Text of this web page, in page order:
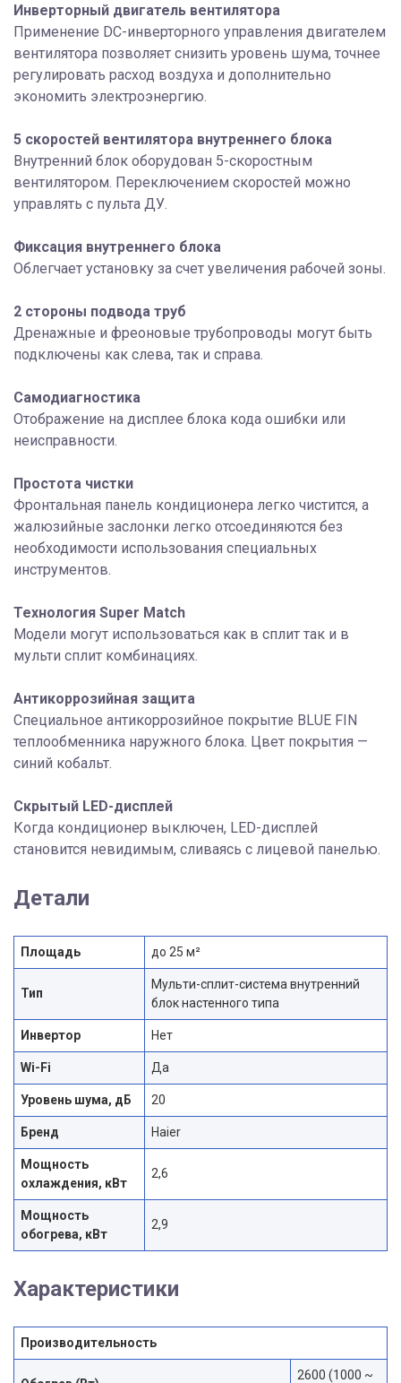
Инверторный двигатель вентилятора
Применение DC-инверторного управления двигателем
вентилятора позволяет снизить уровень шума, точнее
регулировать расход воздуха и дополнительно
экономить электроэнергию.
5 скоростей вентилятора внутреннего блока
Внутренний блок оборудован 5-скоростным
вентилятором. Переключением скоростей можно
управлять с пульта ДУ.
Фиксация внутреннего блока
Облегчает установку за счет увеличения рабочей зоны.
2 стороны подвода труб
Дренажные и фреоновые трубопроводы могут быть
подключены как слева, так и справа.
Самодиагностика
Отображение на дисплее блока кода ошибки или
неисправности.
Простота чистки
Фронтальная панель кондиционера легко чистится, а
жалюзийные заслонки легко отсоединяются без
необходимости использования специальных
инструментов.
Технология Super Match
Модели могут использоваться как в сплит так и в
мульти сплит комбинациях.
Антикоррозийная защита
Специальное антикоррозийное покрытие BLUE FIN
теплообменника наружного блока. Цвет покрытия —
синий кобальт.
Скрытый LED-дисплей
Когда кондиционер выключен, LED-дисплей
становится невидимым, сливаясь с лицевой панелью.
Детали
Площадь до 25 м²
Тип
Мульти-сплит-система внутренний
блок настенного типа
Инвертор Нет
Wi-Fi Да
Уровень шума, дБ 20
Бренд Haier
Мощность
охлаждения, кВт
2,6
Мощность
обогрева, кВт
2,9
Характеристики
Производительность
2600 (1000 ~